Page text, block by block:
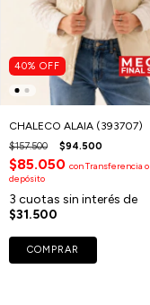
40% OFF
CHALECO ALAIA (393707)
$157.500 $94.500
$85.050 conTransferencia o
depósito
3 cuotas sin interés de
$31.500
COMPRAR